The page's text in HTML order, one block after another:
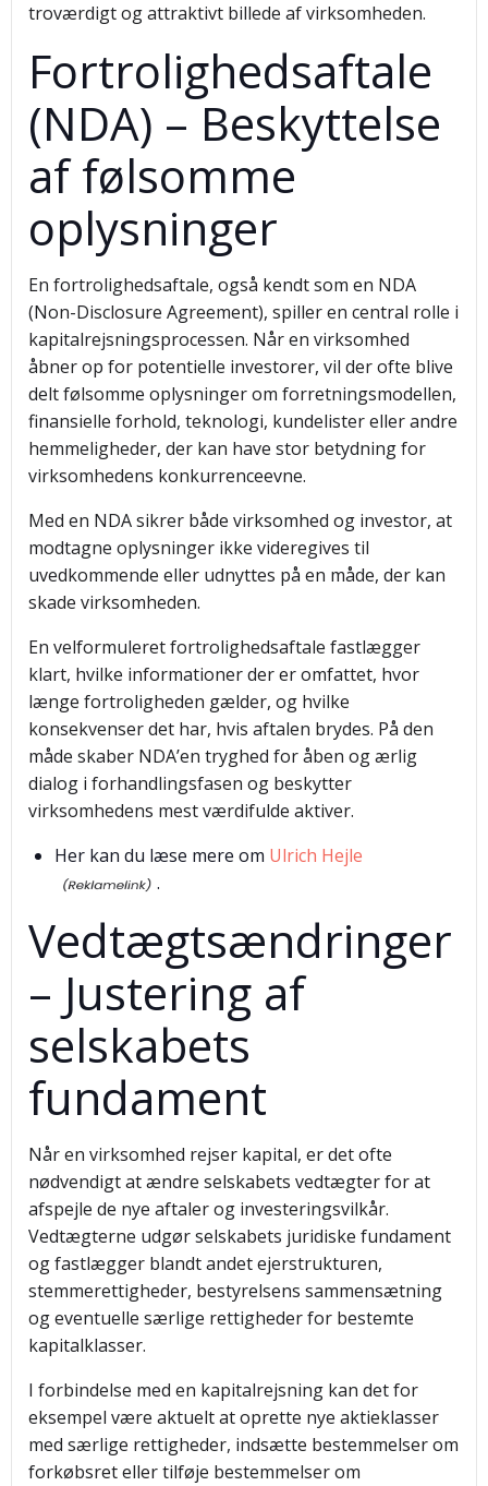
troværdigt og attraktivt billede af virksomheden.
Fortrolighedsaftale
(NDA) – Beskyttelse
af følsomme
oplysninger
En fortrolighedsaftale, også kendt som en NDA
(Non-Disclosure Agreement), spiller en central rolle i
kapitalrejsningsprocessen. Når en virksomhed
åbner op for potentielle investorer, vil der ofte blive
delt følsomme oplysninger om forretningsmodellen,
finansielle forhold, teknologi, kundelister eller andre
hemmeligheder, der kan have stor betydning for
virksomhedens konkurrenceevne.
Med en NDA sikrer både virksomhed og investor, at
modtagne oplysninger ikke videregives til
uvedkommende eller udnyttes på en måde, der kan
skade virksomheden.
En velformuleret fortrolighedsaftale fastlægger
klart, hvilke informationer der er omfattet, hvor
længe fortroligheden gælder, og hvilke
konsekvenser det har, hvis aftalen brydes. På den
måde skaber NDA’en tryghed for åben og ærlig
dialog i forhandlingsfasen og beskytter
virksomhedens mest værdifulde aktiver.
Her kan du læse mere om Ulrich Hejle
.
Vedtægtsændringer
– Justering af
selskabets
fundament
Når en virksomhed rejser kapital, er det ofte
nødvendigt at ændre selskabets vedtægter for at
afspejle de nye aftaler og investeringsvilkår.
Vedtægterne udgør selskabets juridiske fundament
og fastlægger blandt andet ejerstrukturen,
stemmerettigheder, bestyrelsens sammensætning
og eventuelle særlige rettigheder for bestemte
kapitalklasser.
I forbindelse med en kapitalrejsning kan det for
eksempel være aktuelt at oprette nye aktieklasser
med særlige rettigheder, indsætte bestemmelser om
forkøbsret eller tilføje bestemmelser om